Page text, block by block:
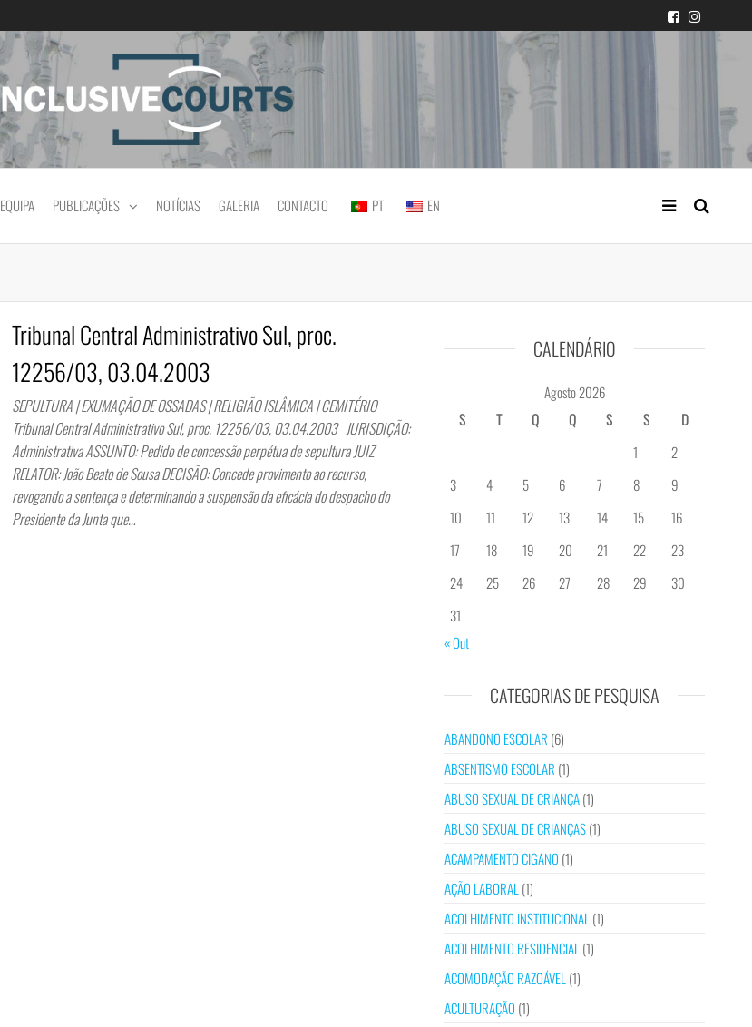
Igualdade e diferença cultural na prática judicial portuguesa
EQUIPA PUBLICAÇÕES NOTÍCIAS GALERIA CONTACTO PT EN
Tribunal Central Administrativo Sul, proc.
12256/03, 03.04.2003
SEPULTURA | EXUMAÇÃO DE OSSADAS | RELIGIÃO ISLÂMICA | CEMITÉRIO
Tribunal Central Administrativo Sul, proc. 12256/03, 03.04.2003 JURISDIÇÃO:
Administrativa ASSUNTO: Pedido de concessão perpétua de sepultura JUIZ
RELATOR: João Beato de Sousa DECISÃO: Concede provimento ao recurso,
revogando a sentença e determinando a suspensão da eficácia do despacho do
Presidente da Junta que…
CALENDÁRIO
Agosto 2026
S
T Q Q S S
D
1
2
3
4 5 6 7 8
9
10
11 12 13 14 15
16
17
18 19 20 21 22
23
24
25 26 27 28 29
30
31
« Out
CATEGORIAS DE PESQUISA
ABANDONO ESCOLAR (6)
ABSENTISMO ESCOLAR (1)
ABUSO SEXUAL DE CRIANÇA(1)
ABUSO SEXUAL DE CRIANÇAS(1)
ACAMPAMENTO CIGANO (1)
AÇÃO LABORAL (1)
ACOLHIMENTO INSTITUCIONAL (1)
ACOLHIMENTO RESIDENCIAL (1)
ACOMODAÇÃO RAZOÁVEL (1)
ACULTURAÇÃO (1)